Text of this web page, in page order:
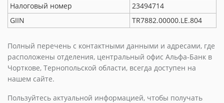
Налоговый номер
23494714
GIIN
TR7882.00000.LE.804
Полный перечень с контактными данными и адресами, где
расположены отделения, центральный офис Альфа-Банк в
Чорткове, Тернопольской области, всегда доступен на
нашем сайте.
Пользуйтесь актуальной информацией, чтобы получать